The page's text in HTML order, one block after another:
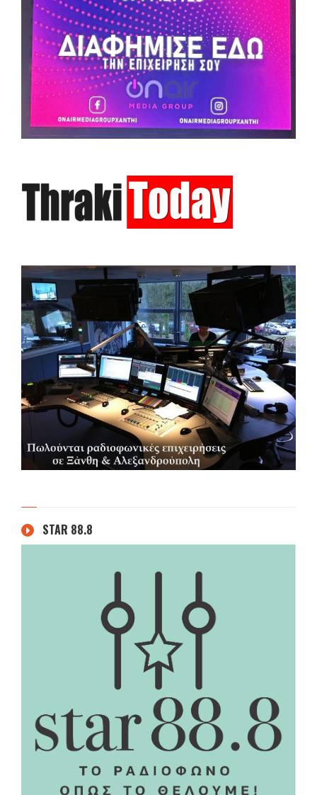
STAR 88.8